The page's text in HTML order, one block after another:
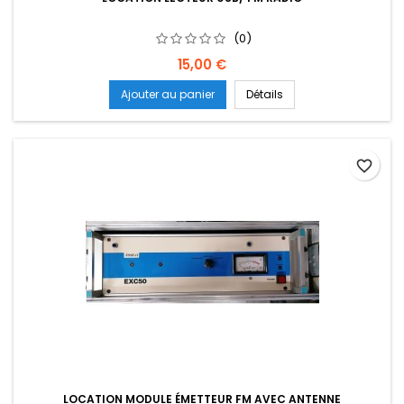
(0)
Prix
15,00 €
Ajouter au panier Détails
LOCATION MODULE ÉMETTEUR FM AVEC ANTENNE
favorite_border